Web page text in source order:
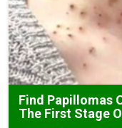
Find Papillomas
The First Stage